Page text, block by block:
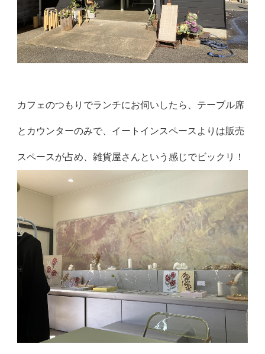
カフェのつもりでランチにお伺いしたら、テーブル席
とカウンターのみで、イートインスペースよりは販売
スペースが占め、雑貨屋さんという感じでビックリ！